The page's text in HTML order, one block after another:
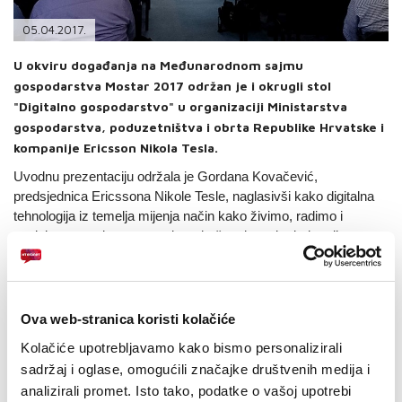
Ova web-stranica koristi kolačiće
Kolačiće upotrebljavamo kako bismo personalizirali
sadržaj i oglase, omogućili značajke društvenih medija i
analizirali promet. Isto tako, podatke o vašoj upotrebi
PODRŠKA
TELEFONSKI IMENIK
05.04.2017.
U okviru događanja na Međunarodnom sajmu
gospodarstva Mostar 2017 održan je i okrugli stol
"Digitalno gospodarstvo" u organizaciji Ministarstva
gospodarstva, poduzetništva i obrta Republike Hrvatske i
kompanije Ericsson Nikola Tesla.
Uvodnu prezentaciju održala je Gordana Kovačević,
predsjednica Ericssona Nikole Tesle, naglasivši kako digitalna
tehnologija iz temelja mijenja način kako živimo, radimo i
poslujemo u svim segmentima društva i u svim industrijama.
Kao primjere kojima kompanija realizira svoju strategiju
zdravstvenog sustava RH, koja je po kvaliteti prepoznata i na
zemljišnih knjiga i katastra na području cijele Hrvatske.
Mario Antonić, državni tajnik u Ministarstvu gospodarstva,